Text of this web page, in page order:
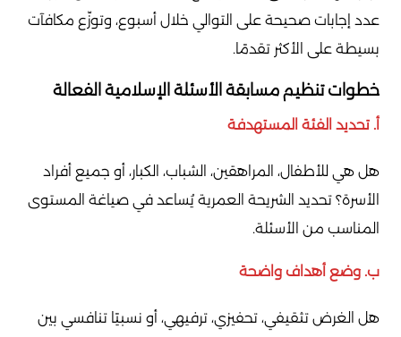
عدد إجابات صحيحة على التوالي خلال أسبوع، وتوزّع مكافآت
بسيطة على الأكثر تقدمًا.
خطوات تنظيم مسابقة الأسئلة الإسلامية الفعالة
أ. تحديد الفئة المستهدفة
هل هي للأطفال، المراهقين، الشباب، الكبار، أو جميع أفراد
الأسرة؟ تحديد الشريحة العمرية يُساعد في صياغة المستوى
المناسب من الأسئلة.
ب. وضع أهداف واضحة
هل الغرض تثقيفي، تحفيزي، ترفيهي، أو نسبيًا تنافسي بين